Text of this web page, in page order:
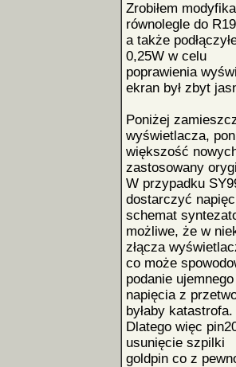
Zrobiłem
równolegle do
a także
0,25W w celu
poprawienia
ekran był zbyt
Poniżej
wyświetlacza,
większość
zastosowany
W przypadku
dostarczyć
schemat
możliwe, że w
złącza
co może
podanie ujemnego
napięcia z
byłaby katastrofa.
Dlatego więc
usunięcie szpilki
goldpin co z